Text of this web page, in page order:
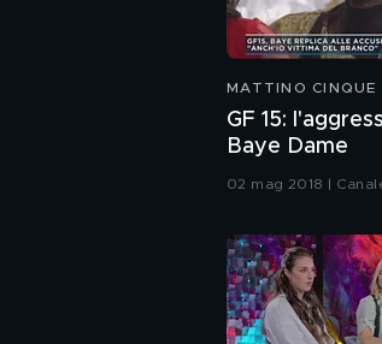
MATTINO CINQUE
GF 15:
Baye Dame
02 mag 2018 |